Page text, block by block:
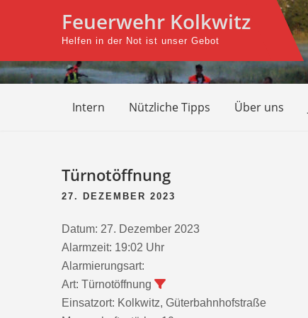
Feuerwehr Kolkwitz
Helfen in der Not ist unser Gebot
Intern Nützliche Tipps Über uns
Türnotöffnung
27. DEZEMBER 2023
Datum: 27. Dezember 2023
Alarmzeit: 19:02 Uhr
Alarmierungsart:
Art: Türnotöffnung
Einsatzort: Kolkwitz, Güterbahnhofstraße
Beitragsnavigation